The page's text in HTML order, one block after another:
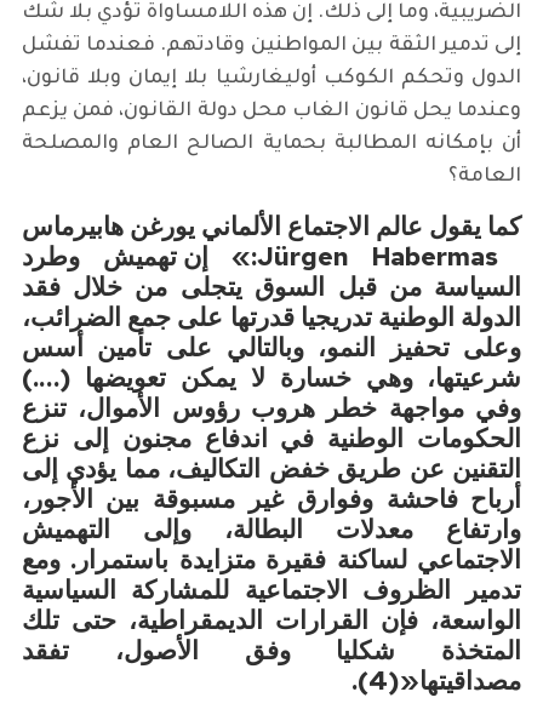
الضريبية، وما إلى ذلك. إن هذه اللامساواة تؤدي بلا شك
إلى تدمير الثقة بين المواطنين وقادتهم. فعندما تفشل
الدول وتحكم الكوكب أوليغارشيا بلا إيمان وبلا قانون،
وعندما يحل قانون الغاب محل دولة القانون، فمن يزعم
أن بإمكانه المطالبة بحماية الصالح العام والمصلحة
العامة؟
كما يقول عالم الاجتماع الألماني يورغن هابيرماس
Jürgen Habermas
:
» إن تهميش وطرد
السياسة من قبل السوق يتجلى من خلال فقد
الدولة الوطنية تدريجيا قدرتها على جمع الضرائب،
وعلى تحفيز النمو، وبالتالي على تأمين أسس
شرعيتها، وهي خسارة لا يمكن تعويضها (….)
وفي مواجهة خطر هروب رؤوس الأموال، تنزع
الحكومات الوطنية في اندفاع مجنون إلى نزع
التقنين عن طريق خفض التكاليف، مما يؤدي إلى
أرباح فاحشة وفوارق غير مسبوقة بين الأجور،
وارتفاع معدلات البطالة، وإلى التهميش
الاجتماعي لساكنة فقيرة متزايدة باستمرار. ومع
تدمیر الظروف الاجتماعیة للمشارکة السیاسیة
الواسعة، فإن القرارات الدیمقراطیة، حتی تلك
المتخذة شكليا وفق الأصول، تفقد
مصداقیتھا«(4).